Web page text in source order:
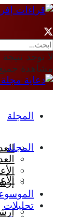
لا توجد نتيجة
مشاهدة جميع
المجلة
المجلة
تحليلات